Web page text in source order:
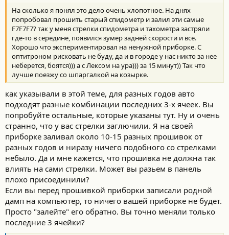
и
:
На сколько я понял это дело очень хлопотное. На днях
попробовал прошить старый спидометр и залил эти самые
F7F7F7? так у меня стрелки спидометра и тахометра застряли
где-то в середине, появился зумер задней скорости и все.
Хорошо что экспериментировал на ненужной приборке. С
оптитроном рисковать не буду, да и в городе у нас никто за нее
неберется, боятся))) а с Лексом на ура))) за 15 минут)) Так что
лучше поезжу со шпаргалкой на козырке.
как указывали в этой теме, для разных годов авто
подходят разные комбинации последних 3-х ячеек. Вы
попробуйте остальные, которые указаны тут. Ну и очень
странно, что у вас стрелки заглючили. Я на своей
приборке заливал около 10-15 разных прошивок от
разных годов и ниразу ничего подобного со стрелками
небыло. Да и мне кажется, что прошивка не должна так
влиять на сами стрелки. Может вы разьем в панель
плохо присоединили?
Если вы перед прошивкой приборки записали родной
дамп на компьютер, то ничего вашей приборке не будет.
Просто "залейте" его обратно. Вы точно меняли только
последние 3 ячейки?